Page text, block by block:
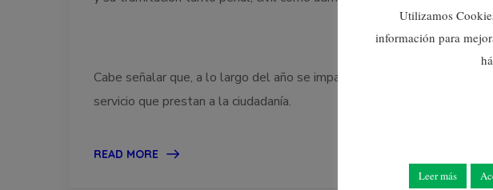
Cabe señalar que, a lo largo del año se imparten diferentes cursos
servicio que prestan a la ciudadanía.
READ MORE
Utilizamos
información para
Leer más